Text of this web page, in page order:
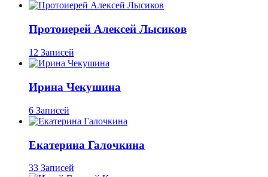
Протоиерей Алексей Лысиков
12 Записей
Ирина Чекушина
6 Записей
Екатерина Галочкина
33 Записей